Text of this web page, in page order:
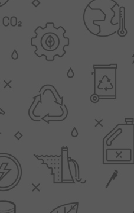
Messing fittingen
Messing
knelkoppelingen
Pomp koppelingen
Soldeer koppelingen
Solar koppelingen
Solar fittingen
Bekijk alles
BEREKENINGEN